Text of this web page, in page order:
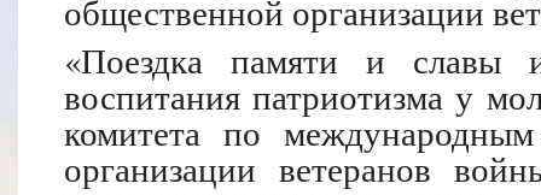
общественной организации
«Поездка памяти и славы
воспитания патриотизма у
комитета по
организации ветеранов